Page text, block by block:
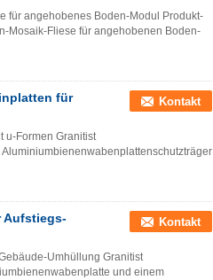
für angehobenes Boden-Modul Produkt-
Mosaik-Fliese für angehobenen Boden-
für
Kontakt
u-Formen Granitist
Aufstiegs-
Kontakt
Umhüllung Granitist
und einem